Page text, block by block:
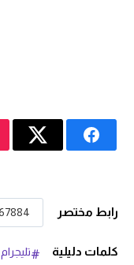
رابط مختصر
كلمات دليلية تليجرام